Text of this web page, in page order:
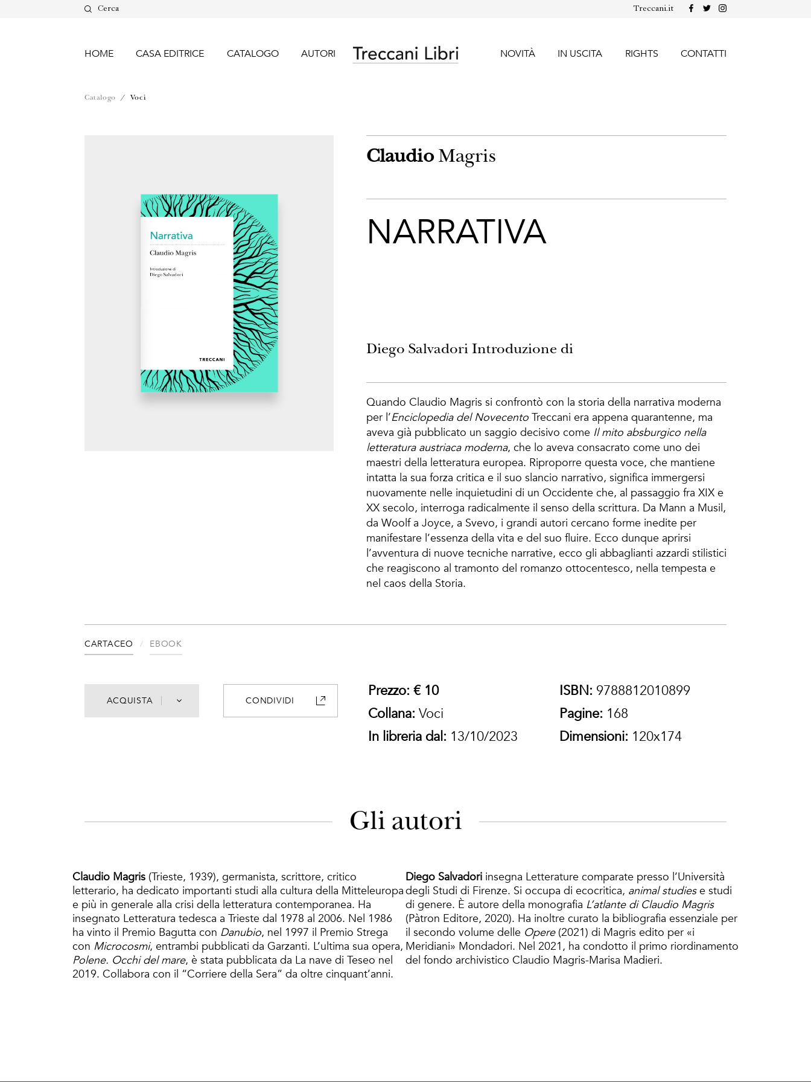
Cerca Treccani.it
HOME CASA EDITRICE CATALOGO AUTORI NOVITÀ IN USCITA RIGHTS CONTATTI
Catalogo / Voci
ClaudioMagris
NARRATIVA
Diego Salvadori Introduzione di
Quando Claudio Magris si confrontò con la storia della narrativa moderna
per l’Enciclopedia del Novecento Treccani era appena quarantenne, ma
aveva già pubblicato un saggio decisivo come Il mito absburgico nella
letteratura austriaca moderna, che lo aveva consacrato come uno dei
maestri della letteratura europea. Riproporre questa voce, che mantiene
intatta la sua forza critica e il suo slancio narrativo, significa immergersi
nuovamente nelle inquietudini di un Occidente che, al passaggio fra XIX e
XX secolo, interroga radicalmente il senso della scrittura. Da Mann a Musil,
da Woolf a Joyce, a Svevo, i grandi autori cercano forme inedite per
manifestare l’essenza della vita e del suo fluire. Ecco dunque aprirsi
l’avventura di nuove tecniche narrative, ecco gli abbaglianti azzardi stilistici
che reagiscono al tramonto del romanzo ottocentesco, nella tempesta e
nel caos della Storia.
CARTACEO EBOOK
ACQUISTA CONDIVIDI
Prezzo: € 10
Collana: Voci
In libreria dal: 13/10/2023
ISBN:9788812010899
Pagine:168
Dimensioni:120x174
Gli autori
Claudio Magris (Trieste, 1939), germanista, scrittore, critico
letterario, ha dedicato importanti studi alla cultura della Mitteleuropa
e più in generale alla crisi della letteratura contemporanea. Ha
insegnato Letteratura tedesca a Trieste dal 1978 al 2006. Nel 1986
ha vinto il Premio Bagutta con Danubio, nel 1997 il Premio Strega
con Microcosmi, entrambi pubblicati da Garzanti. L’ultima sua opera,
Polene. Occhi del mare, è stata pubblicata da La nave di Teseo nel
2019. Collabora con il “Corriere della Sera” da oltre cinquant’anni.
Diego Salvadori insegna Letterature comparate presso l’Università
degli Studi di Firenze. Si occupa di ecocritica, animal studiese studi
di genere. È autore della monografia L’atlante di Claudio Magris
(Pàtron Editore, 2020). Ha inoltre curato la bibliografia essenziale per
il secondo volume delle Opere (2021) di Magris edito per «i
Meridiani» Mondadori. Nel 2021, ha condotto il primo riordinamento
del fondo archivistico Claudio Magris-Marisa Madieri.